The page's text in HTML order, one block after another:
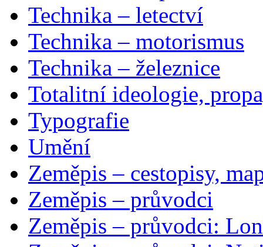
Technika – letectví
Technika – motorismus
Technika – železnice
Totalitní ideologie,
Typografie
Umění
Zeměpis – cestopisy,
Zeměpis – průvodci
Zeměpis – průvodci: